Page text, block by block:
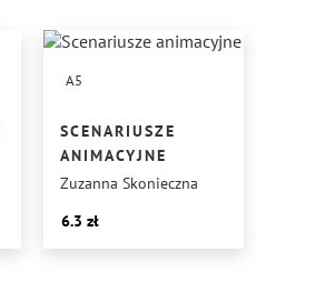
A5
SCENARIUSZE
ANIMACYJNE
Zuzanna Skonieczna
6.3